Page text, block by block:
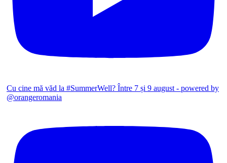
Cu cine mă văd la #SummerWell? Între 7 și 9 august - powered by
@orangeromania